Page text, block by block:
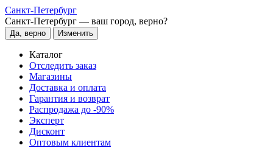
Санкт-Петербург
Санкт-Петербург — ваш город, верно?
Да, верно Изменить
Каталог
Отследить заказ
Магазины
Доставка и оплата
Гарантия и возврат
Распродажа до -90%
Эксперт
Дисконт
Оптовым клиентам